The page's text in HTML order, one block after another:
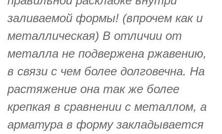
заливаемой формы! (впрочем как и
металлическая) В отличии от
металла не подвержена ржавению,
в связи с чем более долговечна. На
растяжение она так же более
крепкая в сравнении с металлом, а
арматура в форму закладывается